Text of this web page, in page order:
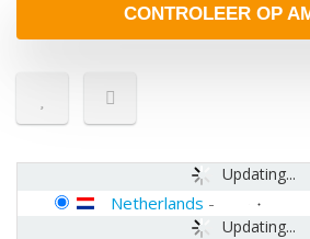
CONTROLEER OP
Updating...
Updating...
Netherlands -